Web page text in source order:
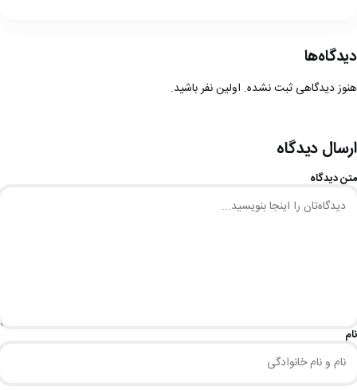
دیدگاه‌ها
هنوز دیدگاهی ثبت نشده. اولین نفر باشید.
ارسال دیدگاه
متن دیدگاه
نام